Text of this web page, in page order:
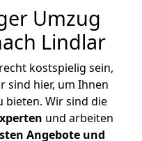
Umzug
Lindlar
kostspielig sein,
sind hier, um Ihnen
bieten. Wir sind die
und arbeiten
Angebote und